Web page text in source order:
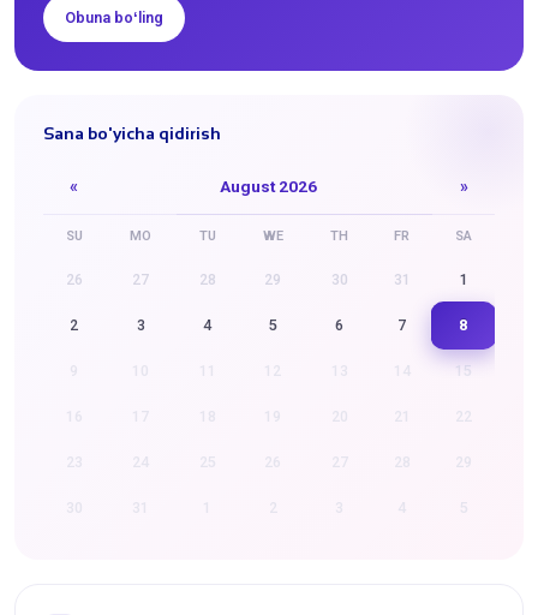
Obuna boʻling
Sana bo'yicha qidirish
« August 2026 »
SU MO TU WE TH FR SA
26 27 28 29 30 31 1
2 3 4 5 6 7 8
15
21 22
27 28 29
3 4 5